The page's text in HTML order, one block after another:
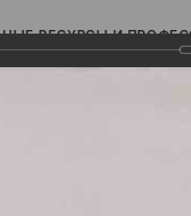
РЕСУРСЫ И